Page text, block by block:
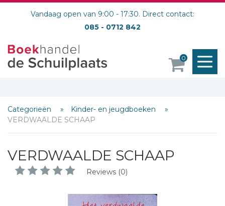
Vandaag open van 9:00 - 17:30. Direct contact:
085 - 0712 842
0
Categorieën
Kinder- en jeugdboeken
VERDWAALDE SCHAAP
VERDWAALDE SCHAAP
Reviews (0)